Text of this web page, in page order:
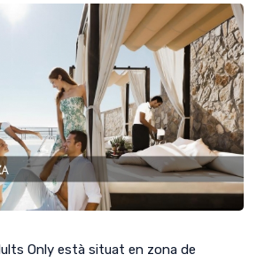
Only està situat en zona de